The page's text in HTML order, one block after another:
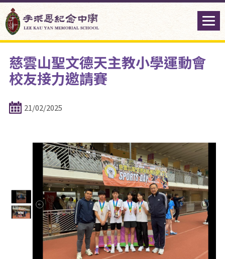
慈雲山聖文德天主教小學運動會
校友接力邀請賽
21/02/2025